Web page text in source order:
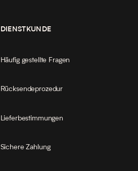
DIENSTKUNDE
Häufig gestellte Fragen
Rücksendeprozedur
Lieferbestimmungen
Sichere Zahlung